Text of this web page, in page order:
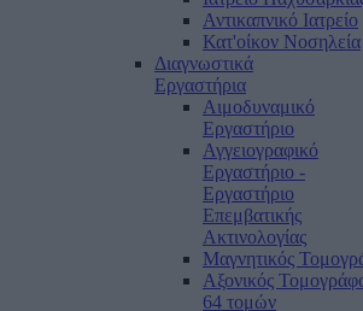
Αντικαπνικό Ιατρείο
Κατ'οίκον Νοσηλεία
Διαγνωστικά
Εργαστήρια
Αιμοδυναμικό
Εργαστήριο
Αγγειογραφικό
Εργαστήριο -
Εργαστήριο
Επεμβατικής
Ακτινολογίας
Μαγνητικός
Αξονικός
64 τομών